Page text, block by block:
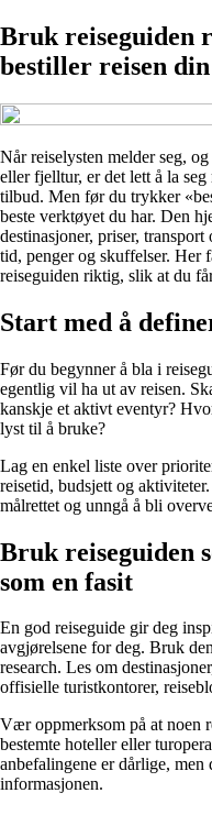
Bruk reiseguiden
bestiller reisen din
Når reiselysten melder seg,
eller fjelltur, er det lett å la
tilbud. Men før du trykker
beste verktøyet du har. Den
destinasjoner, priser,
tid, penger og skuffelser. Her
reiseguiden riktig, slik at du
Start med å
Før du begynner å bla i
egentlig vil ha ut av reisen.
kanskje et aktivt eventyr?
lyst til å bruke?
Lag en enkel liste over
reisetid, budsjett og
målrettet og unngå å bli
Bruk reiseguiden
som en fasit
En god reiseguide gir deg
avgjørelsene for deg. Bruk
research. Les om
offisielle turistkontorer,
Vær oppmerksom på at noen
bestemte hoteller eller
anbefalingene er dårlige, men
informasjonen.